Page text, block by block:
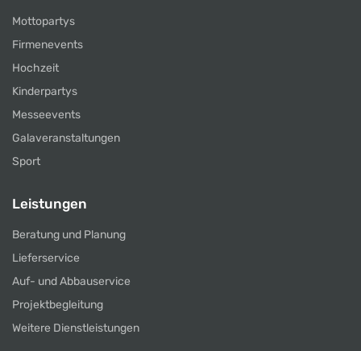
Mottopartys
Firmenevents
Hochzeit
Kinderpartys
Messeevents
Galaveranstaltungen
Sport
Leistungen
Beratung und Planung
Lieferservice
Auf- und Abbauservice
Projektbegleitung
Weitere Dienstleistungen